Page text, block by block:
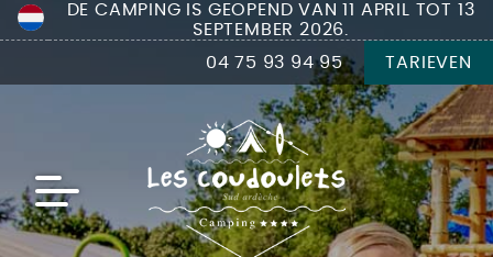
DE CAMPING IS GEOPEND VAN 11 APRIL TOT 13
SEPTEMBER 2026.
04 75 93 94 95
TARIEVEN